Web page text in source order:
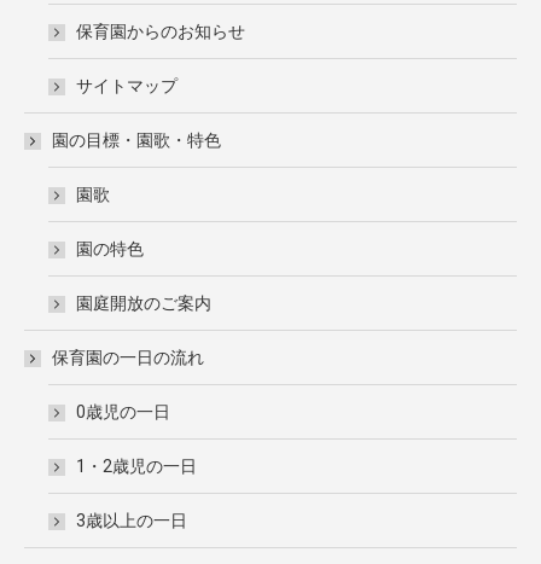
保育園からのお知らせ
サイトマップ
園の目標・園歌・特色
園歌
園の特色
園庭開放のご案内
保育園の一日の流れ
0歳児の一日
1・2歳児の一日
3歳以上の一日